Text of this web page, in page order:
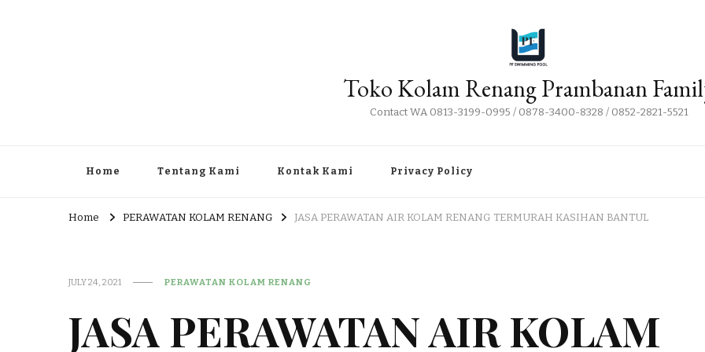
Toko Kolam Renang Prambanan
Contact WA 0813-3199-0995 / 0878-3400-8328 / 0852-2821-5521
Home Tentang Kami Kontak Kami Privacy Policy
Home PERAWATAN KOLAM RENANG JASA PERAWATAN AIR KOLAM RENANG TERMURAH KASIHAN BANTUL
JULY 24, 2021 PERAWATAN KOLAM RENANG
JASA PERAWATAN AIR KOLAM